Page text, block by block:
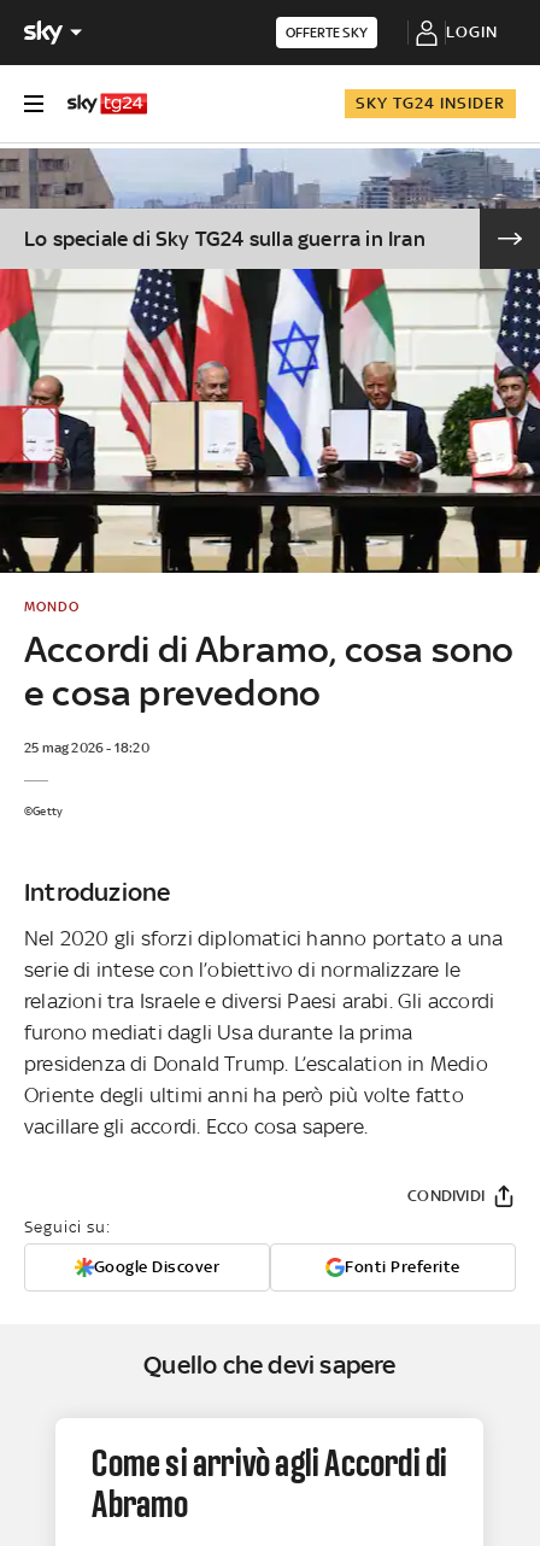
OFFERTE SKY LOGIN
SKY TG24 INSIDER
Lo speciale di Sky TG24 sulla guerra in Iran
Accordi di Abramo, cosa sono
e cosa prevedono
MONDO
25 mag 2026 - 18:20
©Getty
Introduzione
Nel 2020 gli sforzi diplomatici hanno portato a una
serie di intese con l’obiettivo di normalizzare le
relazioni tra Israele e diversi Paesi arabi. Gli accordi
furono mediati dagli Usa durante la prima
presidenza di Donald Trump. L’escalation in Medio
Oriente degli ultimi anni ha però più volte fatto
vacillare gli accordi. Ecco cosa sapere.
Seguici su:
Google Discover Fonti Preferite
CONDIVIDI
Quello che devi sapere
Come si arrivò agli Accordi di
Abramo